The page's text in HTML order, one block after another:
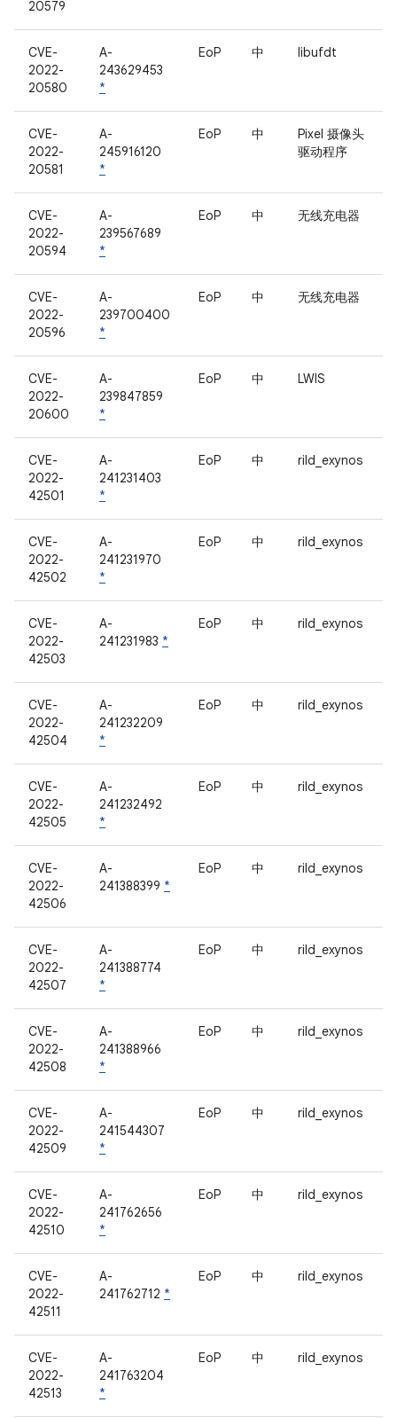
20579
CVE-
2022-
20580
A-
243629453
*
EoP 中 libufdt
CVE-
2022-
20581
A-
245916120
*
EoP 中
Pixel 摄像头
驱动程序
CVE-
2022-
20594
A-
239567689
*
EoP 中 无线充电器
CVE-
2022-
20596
A-
239700400
*
EoP 中 无线充电器
CVE-
2022-
20600
A-
239847859
*
EoP 中 LWIS
CVE-
2022-
42501
A-
241231403
*
EoP 中 rild_exynos
CVE-
2022-
42502
A-
241231970
*
EoP 中 rild_exynos
CVE-
2022-
42503
A-
241231983 *
EoP 中 rild_exynos
CVE-
2022-
42504
A-
241232209
*
EoP 中 rild_exynos
CVE-
2022-
42505
A-
241232492
*
EoP 中 rild_exynos
CVE-
2022-
42506
A-
241388399 *
EoP 中 rild_exynos
CVE-
2022-
42507
A-
241388774
*
EoP 中 rild_exynos
CVE-
2022-
42508
A-
241388966
*
EoP 中 rild_exynos
CVE-
2022-
42509
A-
241544307
*
EoP 中 rild_exynos
CVE-
2022-
42510
A-
241762656
*
EoP 中 rild_exynos
CVE-
2022-
42511
A-
241762712 *
EoP 中 rild_exynos
CVE-
2022-
42513
A-
241763204
*
EoP 中 rild_exynos